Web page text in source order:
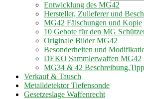
Entwicklung des MG42
Hersteller, Zulieferer und
MG42 Fälschungen und Kopie
10 Gebote für den MG
Originale Bilder MG42
Besonderheiten und
DEKO Sammlerwaffen MG42
MG34 & 42
Verkauf & Tausch
Metalldetektor Tiefensonde
Gesetzeslage Waffenrecht